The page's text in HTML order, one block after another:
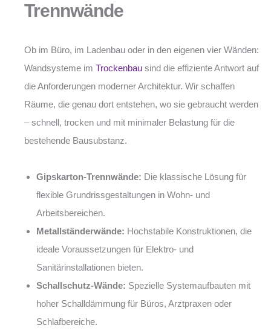
Trennwände
Ob im Büro, im Ladenbau oder in den eigenen vier Wänden:
Wandsysteme im Trockenbau sind die effiziente Antwort auf
die Anforderungen moderner Architektur. Wir schaffen
Räume, die genau dort entstehen, wo sie gebraucht werden
– schnell, trocken und mit minimaler Belastung für die
bestehende Bausubstanz.
Gipskarton-Trennwände: Die klassische Lösung für
flexible Grundrissgestaltungen in Wohn- und
Arbeitsbereichen.
Metallständerwände: Hochstabile Konstruktionen, die
ideale Voraussetzungen für Elektro- und
Sanitärinstallationen bieten.
Schallschutz-Wände: Spezielle Systemaufbauten mit
hoher Schalldämmung für Büros, Arztpraxen oder
Schlafbereiche.